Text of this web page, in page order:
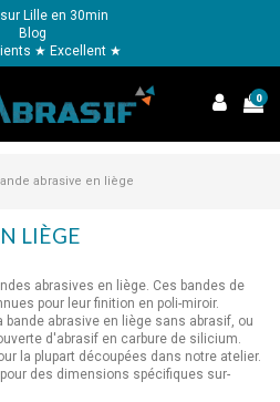
Lille en 30min
Blog
★ Excellent ★
0
abrasive en liège
LIÈGE
abrasives en liège. Ces bandes de
pour leur finition en poli-miroir.
abrasive en liège sans abrasif, ou
d'abrasif en carbure de silicium.
la plupart découpées dans notre atelier.
des dimensions spécifiques sur-